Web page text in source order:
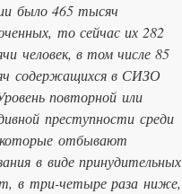
было 465 тысяч
то сейчас их 282
человек, в том числе 85
содержащихся в СИЗО
повторной или
преступности среди
отбывают
в виде принудительных
в три-четыре раза ниже,